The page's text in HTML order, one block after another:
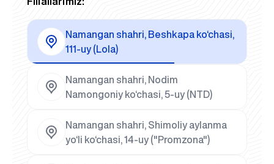
Namangan shahri, Beshkapa ko‘chasi,
111-uy (Lola)
Namangan shahri, Nodim
Namongoniy ko‘chasi, 5-uy (NTD)
Namangan shahri, Shimoliy aylanma
yo‘li ko‘chasi, 14-uy ("Promzona")